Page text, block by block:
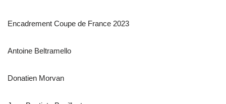
Encadrement Coupe de France 2023
Antoine Beltramello
Donatien Morvan